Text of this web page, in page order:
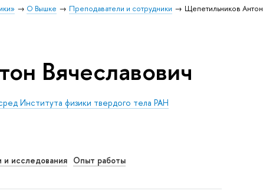
О Вышке Преподаватели и сотрудники
Щепетильников Антон
Вячеславович
Института физики твердого тела РАН
и исследования Опыт работы